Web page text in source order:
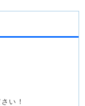
い！